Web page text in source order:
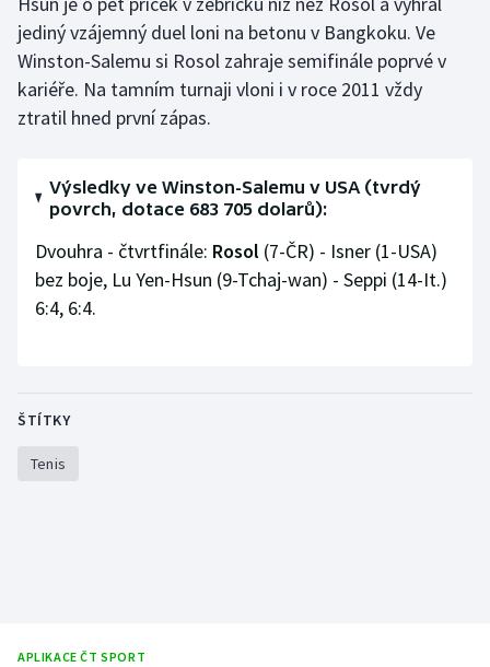
Plavání
Plážový volejbal
Ragby
Rychlobruslení
Short track
Ostatní
jediný vzájemný duel loni na betonu v Bangkoku. Ve
Winston-Salemu si Rosol zahraje semifinále poprvé v
kariéře. Na tamním turnaji vloni i v roce 2011 vždy
ztratil hned první zápas.
Výsledky ve Winston-Salemu v USA (tvrdý
povrch, dotace 683 705 dolarů):
Dvouhra - čtvrtfinále: Rosol (7-ČR) - Isner (1-USA)
bez boje, Lu Yen-Hsun (9-Tchaj-wan) - Seppi (14-It.)
6:4, 6:4.
ŠTÍTKY
Tenis
APLIKACE ČT SPORT